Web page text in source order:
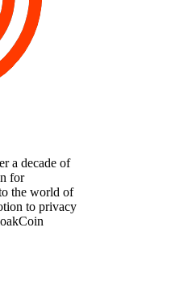
a decade of
for
the world of
to privacy